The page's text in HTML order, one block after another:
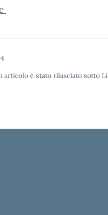
articolo è stato rilasciato sotto